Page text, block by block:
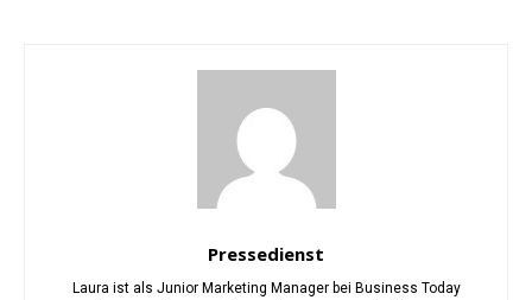
Pressedienst
Laura ist als Junior Marketing Manager bei Business Today